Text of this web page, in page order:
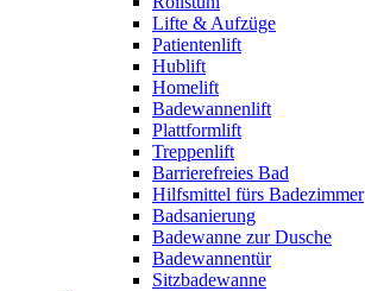
Lifte & Aufzüge
Patientenlift
Hublift
Homelift
Badewannenlift
Plattformlift
Treppenlift
Barrierefreies Bad
Hilfsmittel fürs Badezimmer
Badsanierung
Badewanne zur Dusche
Badewannentür
Sitzbadewanne